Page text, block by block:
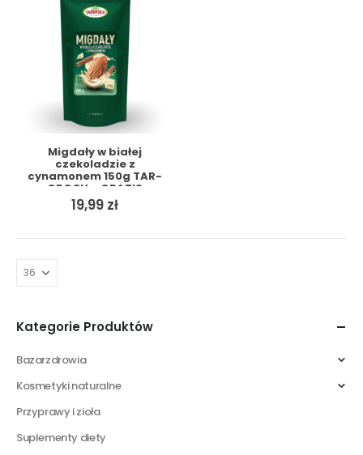
Migdały w białej
czekoladzie z
cynamonem 150g TAR-
GROCH + GRATIS
19,99 zł
Kategorie Produktów
Bazarzdrowia
Kosmetyki naturalne
Przyprawy i zioła
Suplementy diety